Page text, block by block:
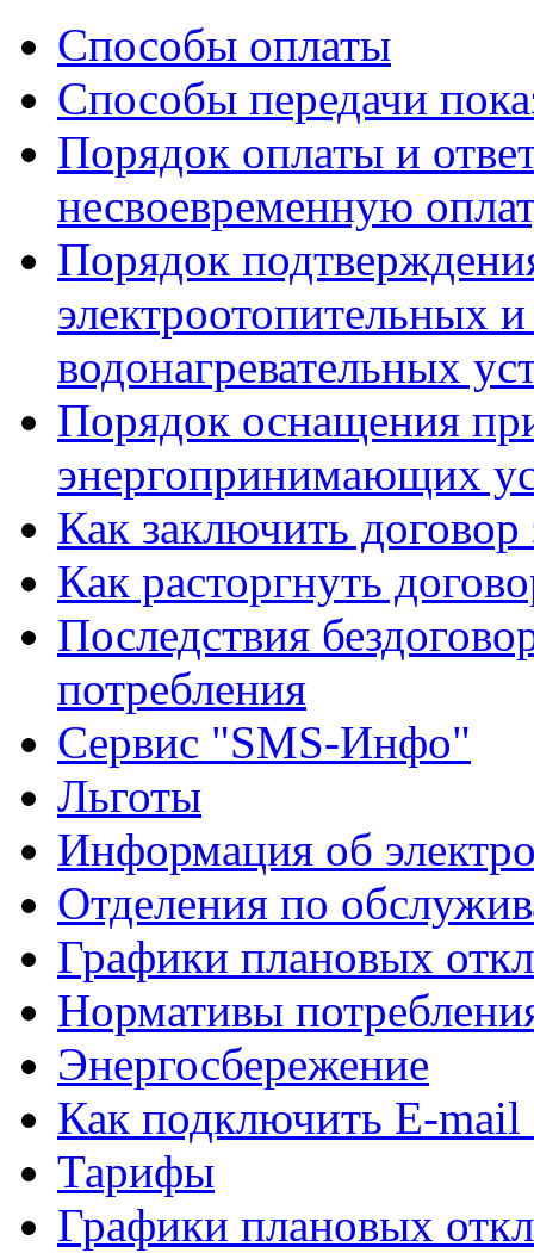
Способы оплаты
Способы передачи
Порядок оплаты и
несвоевременную
Порядок
электроотопительных
водонагревательных
Порядок оснащения
энергопринимающих
Как заключить
Как расторгнуть
Последствия
потребления
Сервис "SMS-Инфо"
Льготы
Информация об
Отделения по
Графики плановых
Нормативы
Энергосбережение
Как подключить E-
Тарифы
Графики плановых